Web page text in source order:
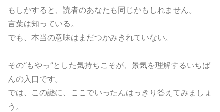
もしかすると、読者のあなたも同じかもしれません。
言葉は知っている。
でも、本当の意味はまだつかみきれていない。
その“もやっ”とした気持ちこそが、景気を理解するいちば
んの入口です。
では、この謎に、ここでいったんはっきり答えてみましょ
う。